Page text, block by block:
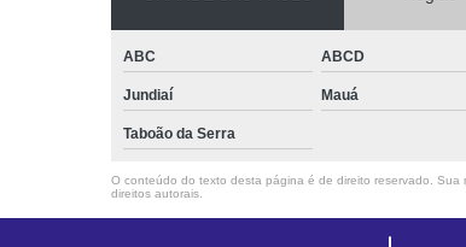
ABC ABCD
Jundiaí Mauá
Taboão da Serra
O conteúdo do texto desta página é de direito reservado.
direitos autorais